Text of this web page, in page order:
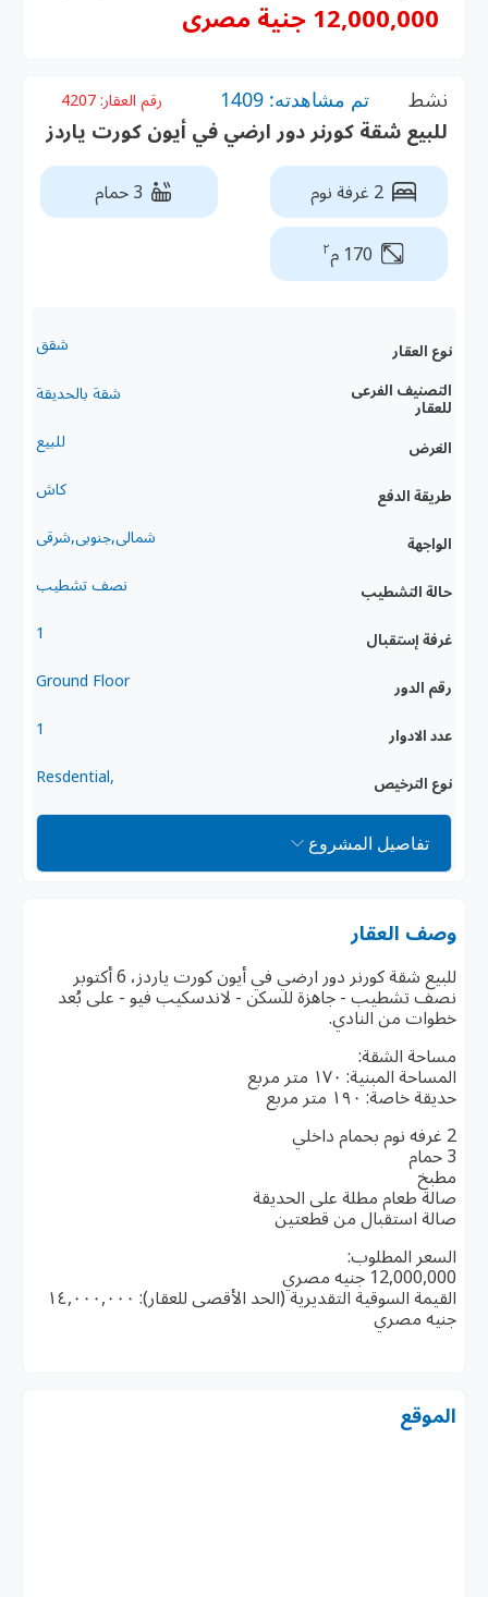
12,000,000 جنية مصرى
نشط تم مشاهدته: 1409 رقم العقار:4207
للبيع شقة كورنر دور ارضي في أيون كورت ياردز
2 غرفة نوم 3 حمام
170 م ٢
نوع العقار شقق
التصنيف الفرعى
للعقار
شقة بالحديقة
الغرض للبيع
طريقة الدفع كاش
الواجهة شمالى,جنوبى,شرقى
حالة التشطيب نصف تشطيب
غرفة إستقبال 1
رقم الدور Ground Floor
عدد الادوار 1
نوع الترخيص ,Resdential
تفاصيل المشروع
وصف العقار
للبيع شقة كورنر دور ارضي في أيون كورت ياردز، 6 أكتوبر
نصف تشطيب - جاهزة للسكن - لاندسكيب فيو - على بُعد
خطوات من النادي.
مساحة الشقة:
المساحة المبنية: ١٧٠ متر مربع
حديقة خاصة: ١٩٠ متر مربع
2 غرفه نوم بحمام داخلي
3 حمام
مطبخ
صالة طعام مطلة على الحديقة
صالة استقبال من قطعتين
السعر المطلوب:
12,000,000 جنيه مصري
القيمة السوقية التقديرية (الحد الأقصى للعقار): ١٤,٠٠٠,٠٠٠
جنيه مصري
الموقع